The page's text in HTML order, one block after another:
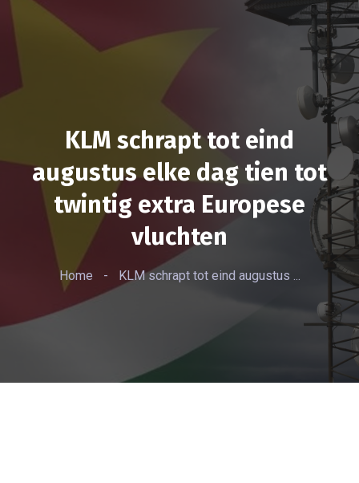
KLM schrapt tot eind
augustus elke dag tien tot
twintig extra Europese
vluchten
Home - KLM schrapt tot eind augustus ...